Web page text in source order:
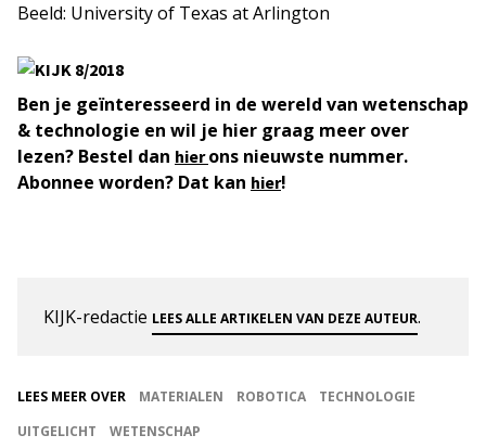
Beeld: University of Texas at Arlington
Ben je geïnteresseerd in de wereld van wetenschap
& technologie en wil je hier graag meer over
lezen? Bestel dan hierons nieuwste nummer.
Abonnee worden? Dat kan hier!
KIJK-redactie LEES ALLE ARTIKELEN VAN DEZE AUTEUR.
LEES MEER OVER MATERIALEN ROBOTICA
TECHNOLOGIE
UITGELICHT
WETENSCHAP